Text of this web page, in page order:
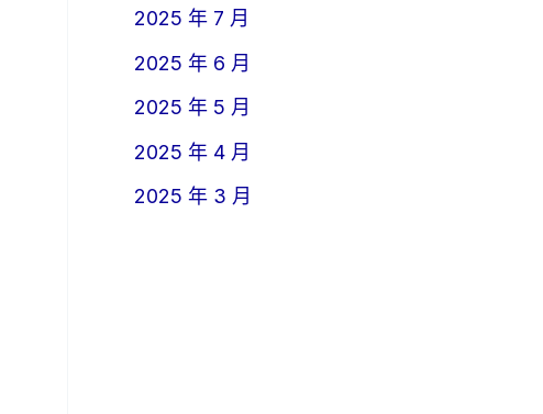
2025 年 7 月
2025 年 6 月
2025 年 5 月
2025 年 4 月
2025 年 3 月